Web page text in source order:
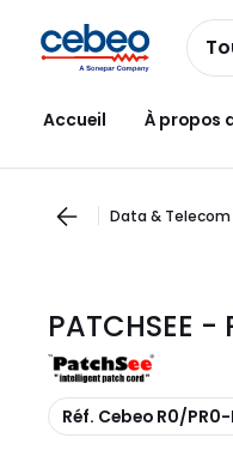
navigationau
contenu
Accueil À propos
Data & Telecom
PATCHSEE -
Copier
Réf. Cebeo R0/PR0-